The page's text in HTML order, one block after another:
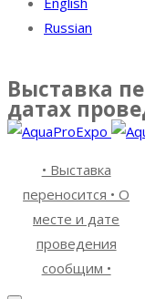
Russian
Выставка
датах
• Выставка
переносится • О
месте и дате
проведения
сообщим •